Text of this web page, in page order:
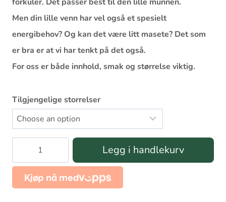
Men din lille venn har vel også et spesielt
energibehov? Og kan det være litt masete? Det som
er bra er at vi har tenkt på det også.
For oss er både innhold, smak og størrelse viktig.
Tilgjengelige storrelser
Monster
adult
dog
Legg i handlekurv